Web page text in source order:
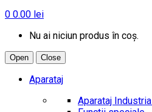
0 0.00 lei
Nu ai niciun produs în coș.
Open Close
Aparataj
Aparataj Industrial